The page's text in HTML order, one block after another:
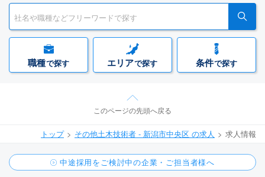
職種で探す エリアで探す 条件で探す
このページの先頭へ戻る
トップ その他土木技術者 - 新潟市中央区 の求人 求人情報
中途採用をご検討中の企業・ご担当者様へ